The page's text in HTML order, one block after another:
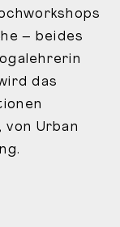
– beides
das
von Urban